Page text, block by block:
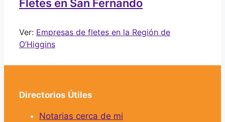
Fletes en San Fernando
Ver: Empresas de fletes en la Región de
O’Higgins
Directorios Útiles
Notarias cerca de mi